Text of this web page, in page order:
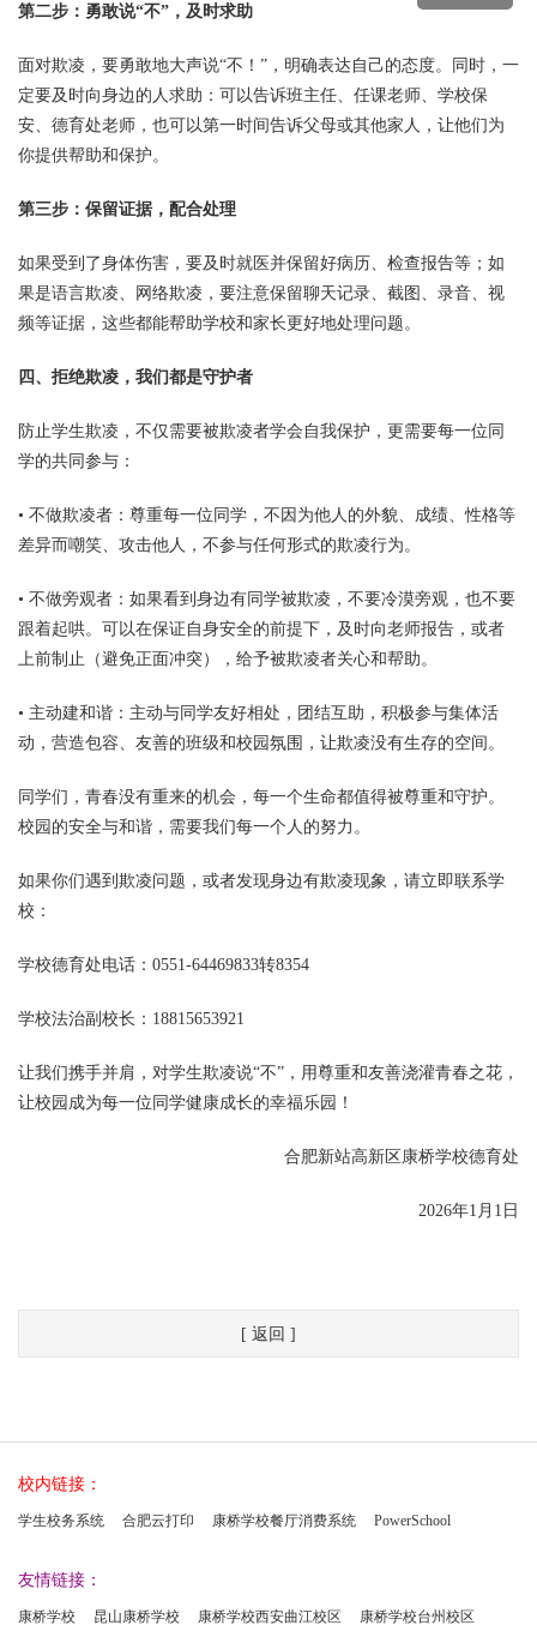
第二步：勇敢说“不”，及时求助
面对欺凌，要勇敢地大声说“不！”，明确表达自己的态度。同时，一
定要及时向身边的人求助：可以告诉班主任、任课老师、学校保
安、德育处老师，也可以第一时间告诉父母或其他家人，让他们为
你提供帮助和保护。
第三步：保留证据，配合处理
如果受到了身体伤害，要及时就医并保留好病历、检查报告等；如
果是语言欺凌、网络欺凌，要注意保留聊天记录、截图、录音、视
频等证据，这些都能帮助学校和家长更好地处理问题。
四、拒绝欺凌，我们都是守护者
防止学生欺凌，不仅需要被欺凌者学会自我保护，更需要每一位同
学的共同参与：
• 不做欺凌者：尊重每一位同学，不因为他人的外貌、成绩、性格等
差异而嘲笑、攻击他人，不参与任何形式的欺凌行为。
• 不做旁观者：如果看到身边有同学被欺凌，不要冷漠旁观，也不要
跟着起哄。可以在保证自身安全的前提下，及时向老师报告，或者
上前制止（避免正面冲突），给予被欺凌者关心和帮助。
• 主动建和谐：主动与同学友好相处，团结互助，积极参与集体活
动，营造包容、友善的班级和校园氛围，让欺凌没有生存的空间。
同学们，青春没有重来的机会，每一个生命都值得被尊重和守护。
校园的安全与和谐，需要我们每一个人的努力。
如果你们遇到欺凌问题，或者发现身边有欺凌现象，请立即联系学
校：
学校德育处电话：0551-64469833转8354
学校法治副校长：18815653921
让我们携手并肩，对学生欺凌说“不”，用尊重和友善浇灌青春之花，
让校园成为每一位同学健康成长的幸福乐园！
合肥新站高新区康桥学校德育处
2026年1月1日
[ 返回 ]
校内链接：
学生校务系统 合肥云打印 康桥学校餐厅消费系统 PowerSchool
友情链接：
康桥学校 昆山康桥学校 康桥学校西安曲江校区 康桥学校台州校区